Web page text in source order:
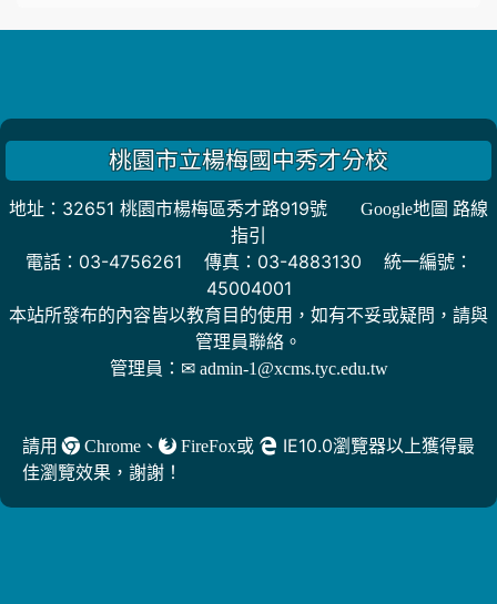
桃園市立楊梅國中秀才分校
地址：32651 桃園市楊梅區秀才路919號
Google地圖 路線
指引
電話：03-4756261 傳真：03-4883130 統一編號：
45004001
本站所發布的內容皆以教育目的使用，如有不妥或疑問，請與
管理員聯絡。
管理員： ✉ admin-1@xcms.tyc.edu.tw
請用 Chrome 、 FireFox或
IE10.0瀏覽器以上獲得最
佳瀏覽效果，謝謝！